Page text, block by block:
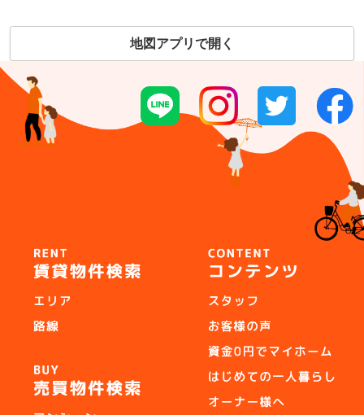
地図アプリで開く